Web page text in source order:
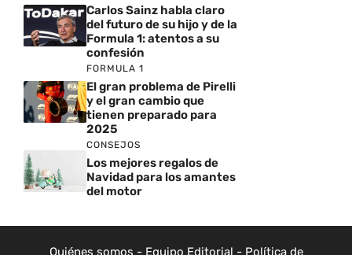
Carlos Sainz habla claro
del futuro de su hijo y de la
Formula 1: atentos a su
confesión
FORMULA 1
El gran problema de Pirelli
y el gran cambio que
tienen preparado para
2025
CONSEJOS
Los mejores regalos de
Navidad para los amantes
del motor
Quiénes somos - Equipo Editorial - Política de